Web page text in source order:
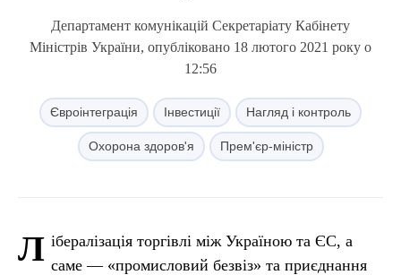
Департамент комунікацій Секретаріату Кабінету
Міністрів України, опубліковано 18 лютого 2021 року о
12:56
Євроінтеграція Інвестиції Нагляд і контроль
Охорона здоров'я Прем'єр-міністр
Л ібералізація торгівлі між Україною та ЄС, а
саме — «промисловий безвіз» та приєднання